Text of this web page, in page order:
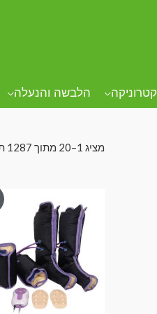
הלבשה והנעלה
מציג 1–20 מתוך 1287 תוצאות